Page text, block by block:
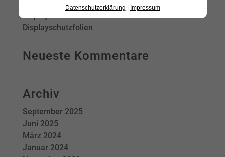
Die neue Ära von Sichtschutz
Displayschutzfolien
Displayschutzfolien
Neueste Kommentare
Archiv
September 2025
Juni 2025
März 2024
Januar 2024
Datenschutzerklärung | Impressum